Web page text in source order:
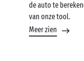
de auto te
van onze tool.
Meer zien